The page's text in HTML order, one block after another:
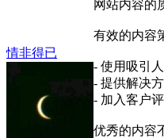
情非得已
网站内容的
有效的内容
- 使用吸引
- 提供解决
- 加入客户
优秀的内容